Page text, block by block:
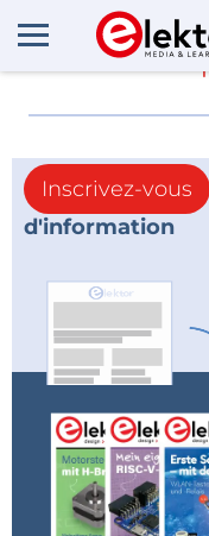
En savoir
Inscrivez-vous
d'information